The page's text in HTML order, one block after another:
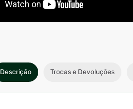
Descrição Trocas e Devoluções